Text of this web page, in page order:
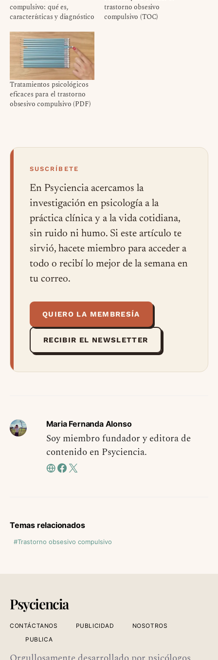
compulsivo: qué es,
características y diagnóstico
trastorno obsesivo
compulsivo (TOC)
Tratamientos psicológicos
eficaces para el trastorno
obsesivo compulsivo (PDF)
SUSCRÍBETE
En Psyciencia acercamos la
investigación en psicología a la
práctica clínica y a la vida cotidiana,
sin ruido ni humo. Si este artículo te
sirvió, hacete miembro para acceder a
todo o recibí lo mejor de la semana en
tu correo.
QUIERO LA MEMBRESÍA
RECIBIR EL NEWSLETTER
Maria Fernanda Alonso
Soy miembro fundador y editora de
contenido en Psyciencia.
Temas relacionados
Trastorno obsesivo compulsivo
Psyciencia
CONTÁCTANOS PUBLICIDAD
NOSOTROS
PUBLICA